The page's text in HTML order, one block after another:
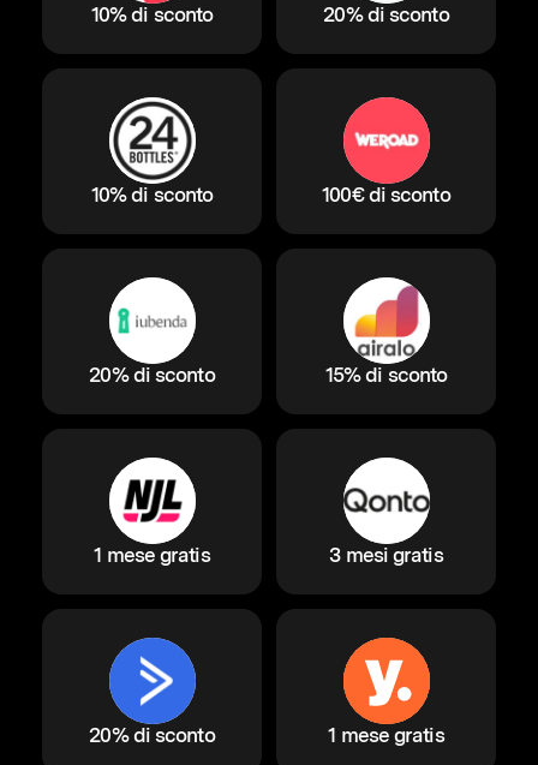
10% di sconto 20% di sconto
10% di sconto 100€ di sconto
20% di sconto 15% di sconto
1 mese gratis 3 mesi gratis
20% di sconto 1 mese gratis